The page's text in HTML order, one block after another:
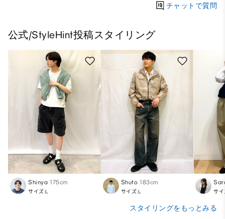
チャットで質問
公式/StyleHint投稿スタイリング
Shinya 175cm
サイズ:L
Shuto 183cm
サイズ:L サ
スタイリングをもっとみる